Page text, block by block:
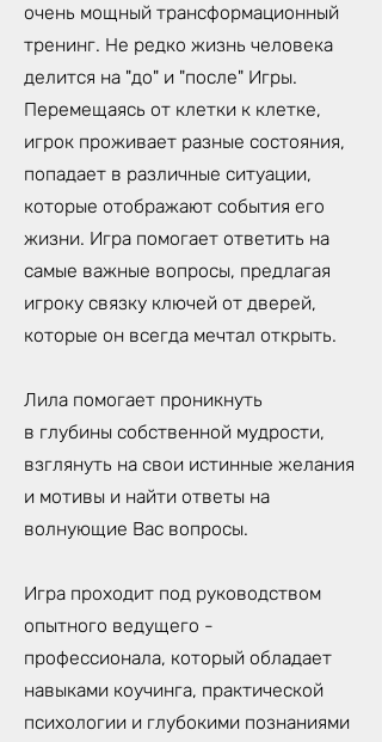
очень мощный трансформационный
тренинг. Не редко жизнь человека
делится на "до" и "после" Игры.
Перемещаясь от клетки к клетке,
игрок проживает разные состояния,
попадает в различные ситуации,
которые отображают события его
жизни. Игра помогает ответить на
самые важные вопросы, предлагая
игроку связку ключей от дверей,
которые он всегда мечтал открыть.
Лила помогает проникнуть
в глубины собственной мудрости,
взглянуть на свои истинные желания
и мотивы и найти ответы на
волнующие Вас вопросы.
Игра проходит под руководством
опытного ведущего -
профессионала, который обладает
навыками коучинга, практической
психологии и глубокими познаниями